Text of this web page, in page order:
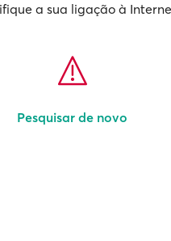
a sua ligação à
Pesquisar de novo